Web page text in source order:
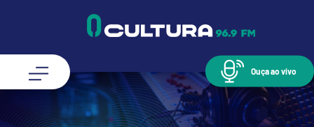
Ouça ao vivo